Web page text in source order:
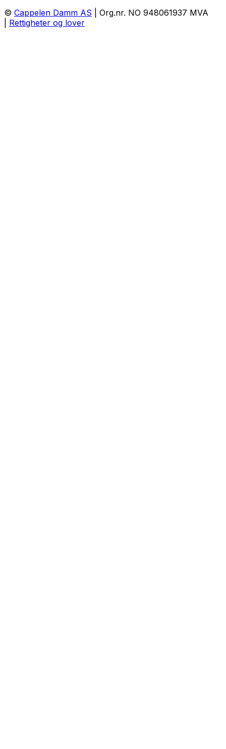
© Cappelen Damm AS | Org.nr. NO 948061937 MVA
Rettigheter og lover